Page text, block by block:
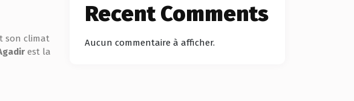
son climat
est la
Recent Comments
Aucun commentaire à afficher.